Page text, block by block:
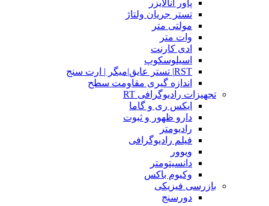
پاور آنالایزر
تستر جریان ولتاژ
مولتی متر
وات متر
ادی کارنت
اسیلوسکوپ
RST| تستر عایق|میگر | ارت سنج
اندازه گیری مقاومت سطح
تجهیزات رادیوگرافی RT
ایکس ری و گاما
دارو ظهور و ثبوت
رادیومتر
فیلم رادیوگرافی
ویوور
دانسیتومتر
وکیوم باکس
بازرسی فیزیکی
دورسنج